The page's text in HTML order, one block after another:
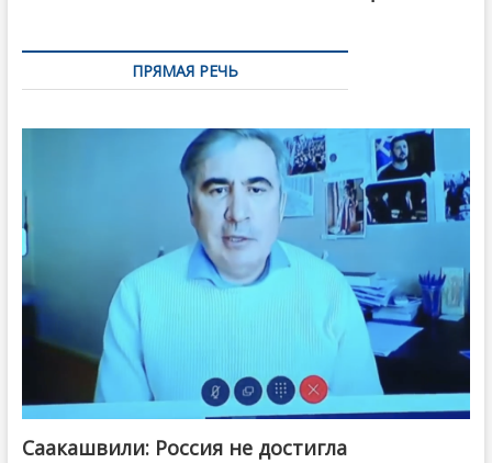
ПРЯМАЯ РЕЧЬ
Саакашвили: Россия не достигла